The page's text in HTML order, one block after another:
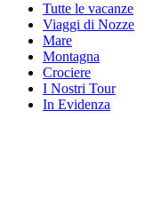
Tutte le vacanze
Viaggi di Nozze
Mare
Montagna
Crociere
I Nostri Tour
In Evidenza